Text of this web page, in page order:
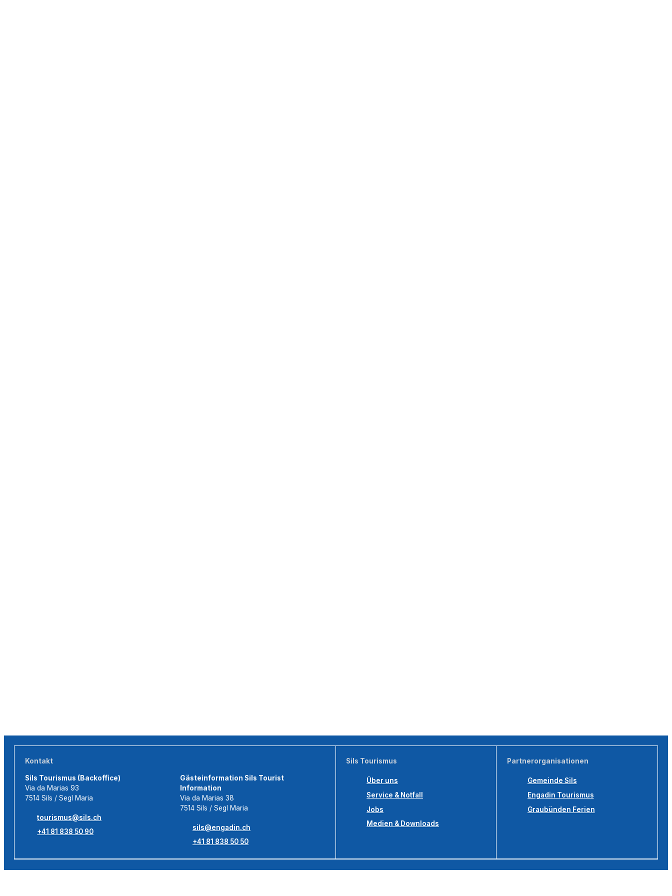
Kontakt
Sils Tourismus (Backoffice)
Via da Marias 93
7514 Sils / Segl Maria
tourismus@sils.ch
+41 81 838 50 90
Gästeinformation Sils Tourist
Information
Via da Marias 38
7514 Sils / Segl Maria
sils@engadin.ch
+41 81 838 50 50
Sils Tourismus
Über uns
Service & Notfall
Jobs
Medien & Downloads
Partnerorganisationen
Gemeinde Sils
Engadin Tourismus
Graubünden Ferien